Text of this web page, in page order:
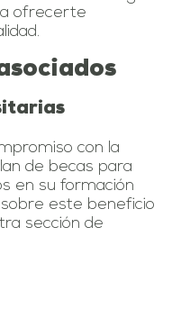
ofrecerte
con la
de becas para
en su formación
este beneficio
sección de